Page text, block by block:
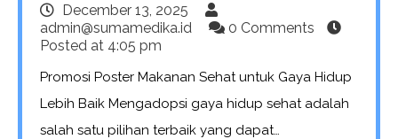
December 13, 2025
admin@sumamedika.id
0 Comments
Posted at 4:05 pm
Promosi Poster Makanan Sehat untuk Gaya Hidup
Lebih Baik Mengadopsi gaya hidup sehat adalah
salah satu pilihan terbaik yang dapat…